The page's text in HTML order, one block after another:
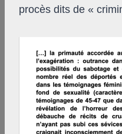
procès dits de «